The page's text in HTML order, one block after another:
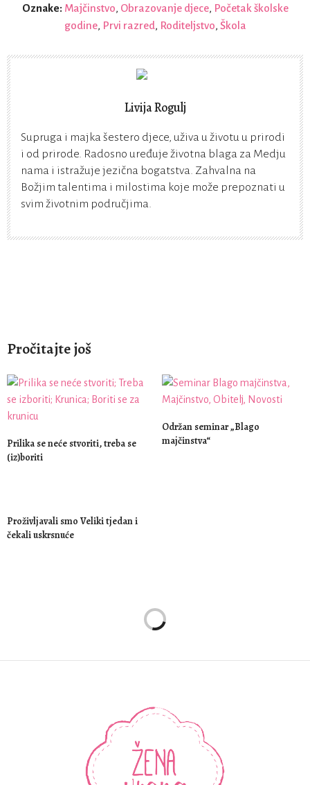
Oznake: Majčinstvo, Obrazovanje djece, Početak školske
godine, Prvi razred, Roditeljstvo, Škola
Livija Rogulj
Supruga i majka šestero djece, uživa u životu u prirodi
i od prirode. Radosno uređuje životna blaga za Medju
nama i istražuje jezična bogatstva. Zahvalna na
Božjim talentima i milostima koje može prepoznati u
svim životnim područjima.
Pročitajte još
Prilika se neće stvoriti, treba se
(iz)boriti
Održan seminar „Blago
majčinstva“
Proživljavali smo Veliki tjedan i
čekali uskrsnuće